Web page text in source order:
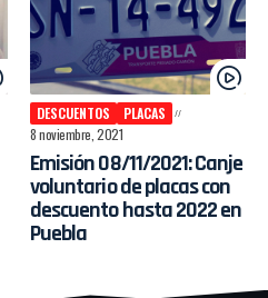
DESCUENTOS
PLACAS
8 noviembre, 2021
Emisión 08/11/2021: Canje
voluntario de placas con
descuento hasta 2022 en
Puebla